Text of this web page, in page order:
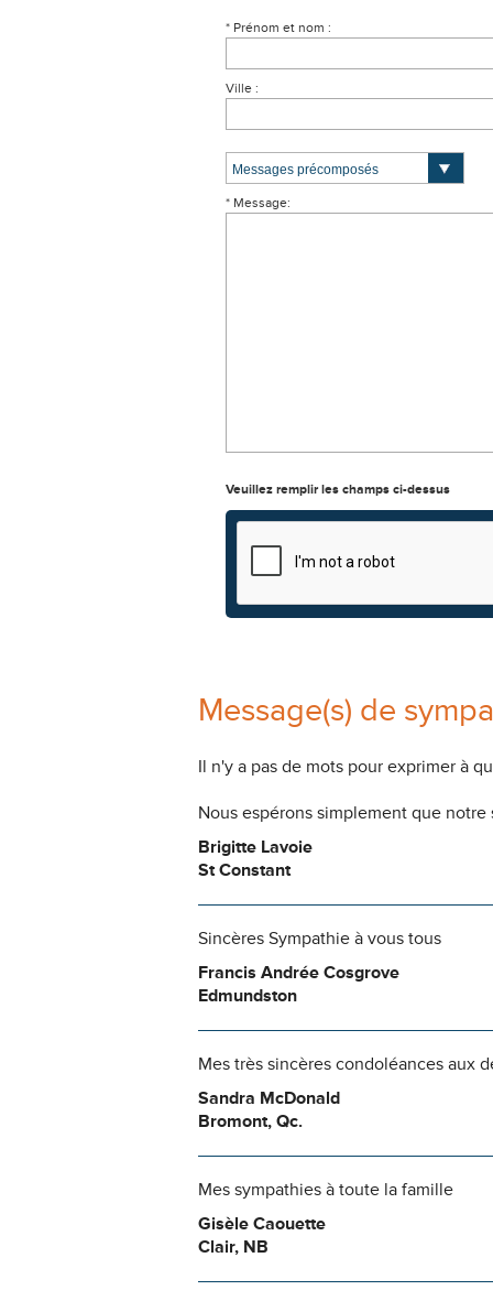
* Prénom et nom :
Ville :
* Message:
Veuillez remplir les champs ci-dessus
Message(s) de
Il n'y a pas de mots pour exprimer à
Nous espérons simplement que
Brigitte Lavoie
St Constant
Sincères Sympathie à vous tous
Francis Andrée Cosgrove
Edmundston
Mes très sincères condoléances aux
Sandra McDonald
Bromont, Qc.
Mes sympathies à toute la famille
Gisèle Caouette
Clair, NB